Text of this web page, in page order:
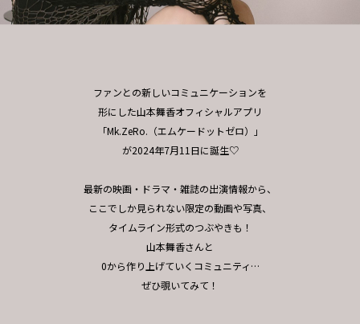
ファンとの新しいコミュニケーションを
形にした山本舞香オフィシャルアプリ
「Mk.ZeRo.（エムケードットゼロ）」
が2024年7月11日に誕生♡
最新の映画・ドラマ・雑誌の出演情報から、
ここでしか見られない限定の動画や写真、
タイムライン形式のつぶやきも！
山本舞香さんと
0から作り上げていくコミュニティ…
ぜひ覗いてみて！